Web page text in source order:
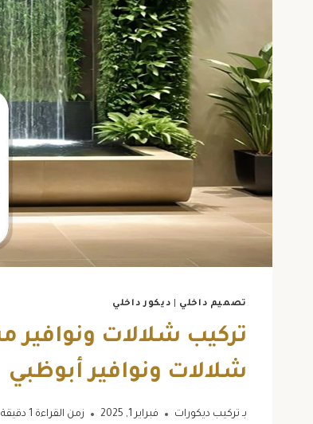
تصميم داخلي ديكور داخلي
شلالات ونوافير أبوظبي
بـ تركيب ديكورات فبراير 1, 2025 زمن القراءة دقيقة
“أشكر مؤسسة علي الفقير
للمقاولات على جهودهم في